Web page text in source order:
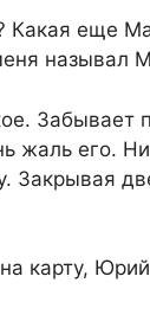
Какая еще
называл
Забывает
жаль его.
карту,